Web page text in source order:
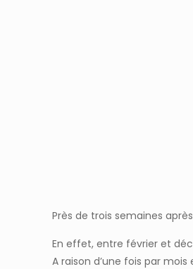
Près de trois semaines
En effet, entre février et
A raison d’une fois par